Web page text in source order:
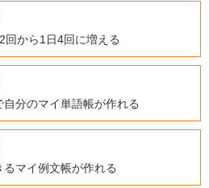
回から1日4回に増える
自分のマイ単語帳が作れる
マイ例文帳が作れる